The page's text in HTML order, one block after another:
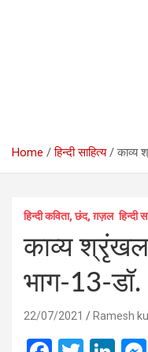
Home हिन्दी साहित्य काव्‍य
हिन्दी कविता, छंद, ग़ज़ल हिन्दी
काव्‍य
भाग-13-
22/07/2021 Ramesh